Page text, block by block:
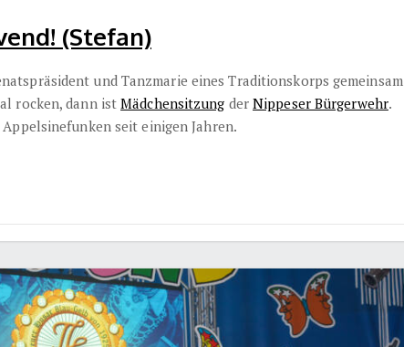
(Stefan)
und Tanzmarie eines Traditionskorps gemeinsam
rocken, dann istMädchensitzung derNippeser Bürgerwehr.
seit einigen Jahren.